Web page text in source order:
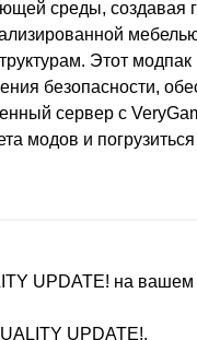
среды, создавая
Этот модпак
безопасности,
сервер с
модов и
UPDATE! на
UPDATE!.